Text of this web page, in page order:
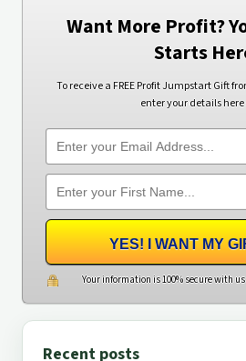
Want More Profit?
Starts
To receive a FREE Profit Jumpstart Gift
enter your details
YES! I WANT MY
Your information is 100% secure with
Recent posts